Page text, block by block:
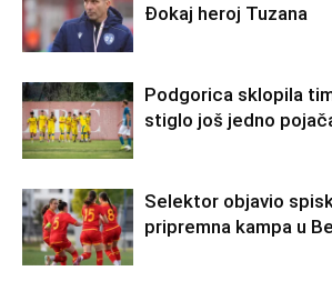
Đokaj heroj Tuzana
Podgorica sklopila
stiglo još jedno
Selektor objavio
pripremna kampa u